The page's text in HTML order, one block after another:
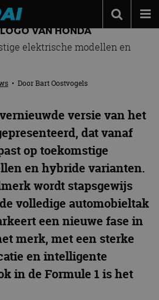
VAN HONDA
elektrische modellen en
• DoorBart Oostvogels
versie van het
dat vanaf
op toekomstige
en hybride varianten.
wordt stapsgewijs
volledige automobieltak
een nieuwe fase in
merk, met een sterke
en intelligente
in de Formule 1 is het